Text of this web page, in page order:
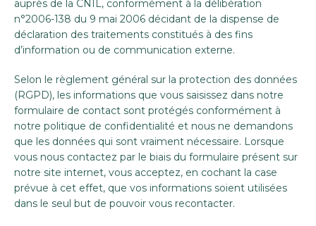
auprès de la CNIL, conformément à la délibération
n°2006-138 du 9 mai 2006 décidant de la dispense de
déclaration des traitements constitués à des fins
d’information ou de communication externe.
Selon le règlement général sur la protection des données
(RGPD), les informations que vous saisissez dans notre
formulaire de contact sont protégés conformément à
notre politique de confidentialité et nous ne demandons
que les données qui sont vraiment nécessaire. Lorsque
vous nous contactez par le biais du formulaire présent sur
notre site internet, vous acceptez, en cochant la case
prévue à cet effet, que vos informations soient utilisées
dans le seul but de pouvoir vous recontacter.